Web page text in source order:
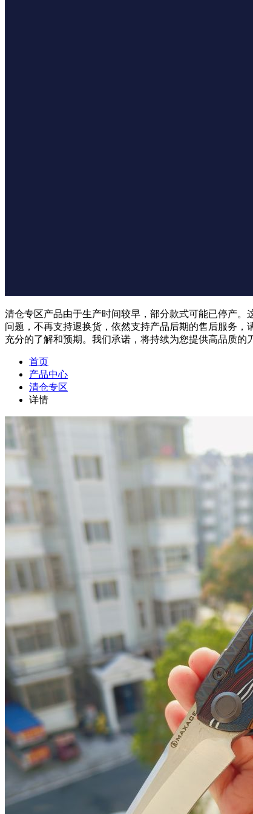
清仓专区产品由于生产时间较早，部分款式可能已停产
问题，不再支持退换货，依然支持产品后期的售后服务
充分的了解和预期。我们承诺，将持续为您提供高品质的
首页
产品中心
清仓专区
详情